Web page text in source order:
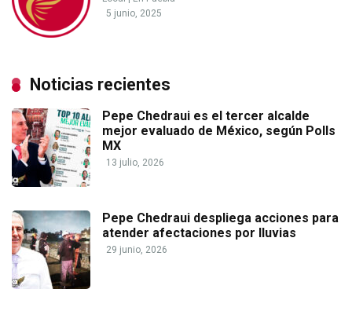
5 junio, 2025
Noticias recientes
Pepe Chedraui es el tercer alcalde
mejor evaluado de México, según Polls
MX
13 julio, 2026
Pepe Chedraui despliega acciones para
atender afectaciones por lluvias
29 junio, 2026